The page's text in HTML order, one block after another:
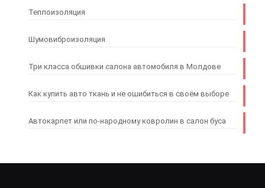
Теплоизоляция
Шумовиброизоляция
Три класса обшивки салона автомобиля в Молдове
Как купить авто ткань и не ошибиться в своём выборе
Автокарпет или по-народному ковролин в салон буса